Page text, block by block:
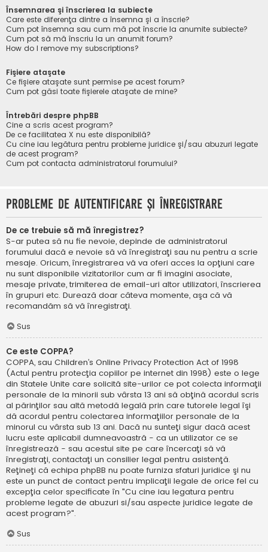
Însemnarea şi înscrierea la subiecte
Care este diferenţa dintre a însemna şi a înscrie?
Cum pot însemna sau cum mă pot înscrie la anumite subiecte?
Cum pot să mă înscriu la un anumit forum?
How do I remove my subscriptions?
Fişiere ataşate
Ce fişiere ataşate sunt permise pe acest forum?
Cum pot găsi toate fişierele ataşate de mine?
Întrebări despre phpBB
Cine a scris acest program?
De ce facilitatea X nu este disponibilă?
Cu cine iau legătura pentru probleme juridice şi/sau abuzuri legate
de acest program?
Cum pot contacta administratorul forumului?
Probleme de autentificare şi înregistrare
De ce trebuie să mă înregistrez?
S-ar putea să nu fie nevoie, depinde de administratorul
forumului dacă e nevoie să vă înregistraţi sau nu pentru a scrie
mesaje. Oricum, înregistrarea vă va oferi acces la opţiuni care
nu sunt disponibile vizitatorilor cum ar fi imagini asociate,
mesaje private, trimiterea de email-uri altor utilizatori, înscrierea
în grupuri etc. Durează doar câteva momente, aşa că vă
recomandăm să vă înregistraţi.
Sus
Ce este COPPA?
COPPA, sau Children’s Online Privacy Protection Act of 1998
(Actul pentru protecţia copiilor pe internet din 1998) este o lege
din Statele Unite care solicită site-urilor ce pot colecta informaţii
personale de la minorii sub vârsta 13 ani să obţină acordul scris
al părinţilor sau altă metodă legală prin care tutorele legal îşi
dă acordul pentru colectarea informaţiilor personale de la
minorul cu vârsta sub 13 ani. Dacă nu sunteţi sigur dacă acest
lucru este aplicabil dumneavoastră - ca un utilizator ce se
înregistrează - sau acestui site pe care încercaţi să vă
înregistraţi, contactaţi un consilier legal pentru asistenţă.
Reţineţi că echipa phpBB nu poate furniza sfaturi juridice şi nu
este un punct de contact pentru implicaţii legale de orice fel cu
excepţia celor specificate în "Cu cine iau legatura pentru
probleme legate de abuzuri si/sau aspecte juridice legate de
acest program?".
Sus